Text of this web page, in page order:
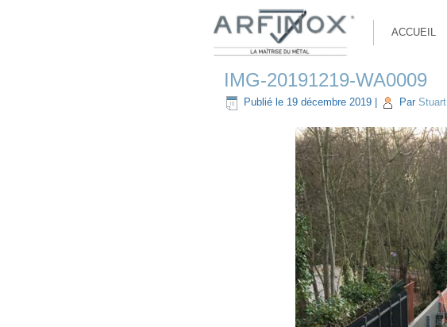
ACCUEIL
IMG-20191219-WA0009
Publié le 19 décembre 2019 Par Stuart